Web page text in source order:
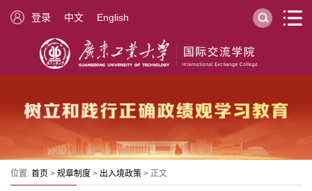
登录 中文 English
位置: 首页 > 规章制度 > 出入境政策 > 正文